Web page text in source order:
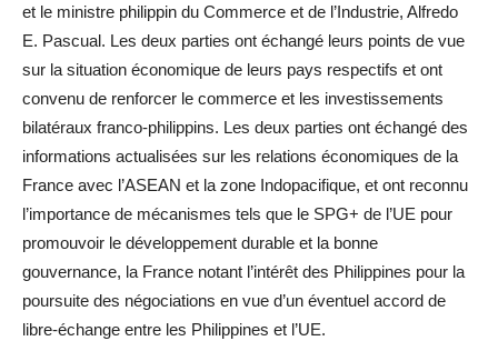
et le ministre philippin du Commerce et de l’Industrie, Alfredo
E. Pascual. Les deux parties ont échangé leurs points de vue
sur la situation économique de leurs pays respectifs et ont
convenu de renforcer le commerce et les investissements
bilatéraux franco-philippins. Les deux parties ont échangé des
informations actualisées sur les relations économiques de la
France avec l’ASEAN et la zone Indopacifique, et ont reconnu
l’importance de mécanismes tels que le SPG+ de l’UE pour
promouvoir le développement durable et la bonne
gouvernance, la France notant l’intérêt des Philippines pour la
poursuite des négociations en vue d’un éventuel accord de
libre-échange entre les Philippines et l’UE.